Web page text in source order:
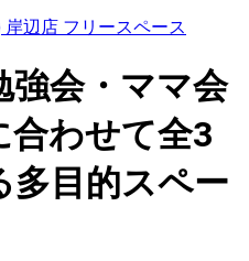
辺店 フリースペース
強会・ママ会
合わせて全3
多目的スペー